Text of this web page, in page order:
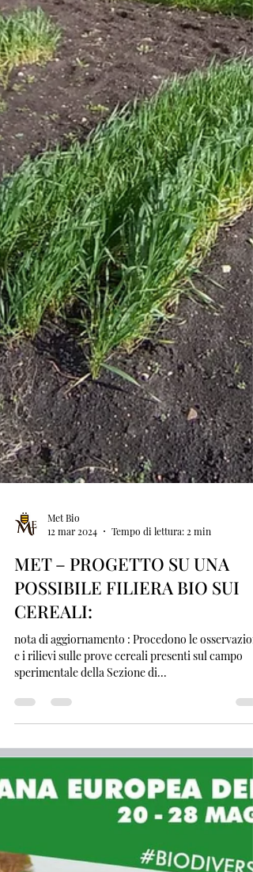
Met Bio
12 mar 2024
Tempo di lettura: 2 min
MET – PROGETTO SU UNA
POSSIBILE FILIERA BIO SUI
CEREALI:
nota di aggiornamento : Procedono le
sperimentale della Sezione di...